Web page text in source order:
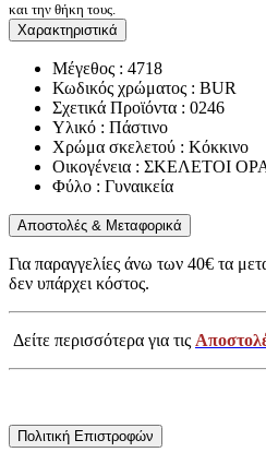
και την θήκη τους.
Χαρακτηριστικά
Μέγεθος : 4718
Κωδικός χρώματος : BUR
Σχετικά Προϊόντα : 0246
Υλικό : Πάστινο
Χρώμα σκελετού : Κόκκινο
Οικογένεια : ΣΚΕΛΕΤΟΙ
Φύλο : Γυναικεία
Αποστολές & Μεταφορικά
Για παραγγελίες άνω των 40€ τα
δεν υπάρχει κόστος.
Δείτε περισσότερα για τις
Πολιτική Επιστροφών